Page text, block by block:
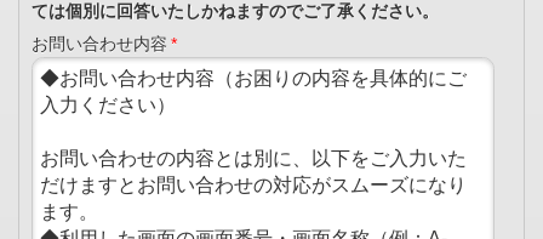
ては個別に回答いたしかねますのでご了承ください。
お問い合わせ内容 *